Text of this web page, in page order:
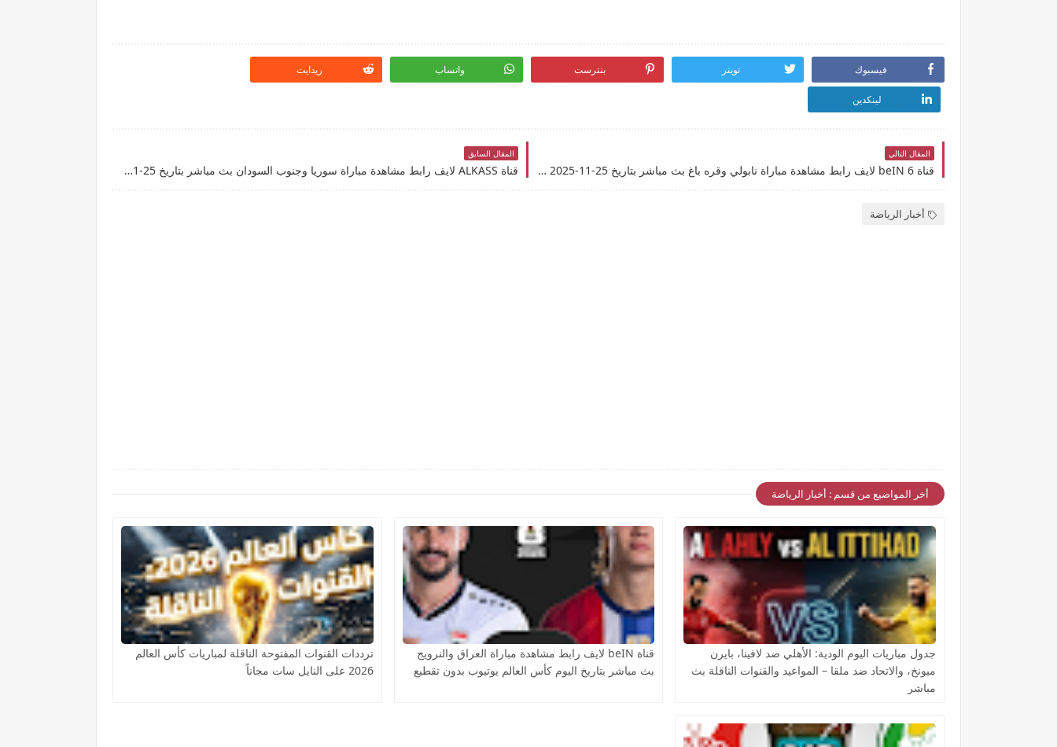
فيسبوك تويتر بنترست واتساب ريدايت
لينكدين
المقال التالي
قناة beIN 6 لايف رابط مشاهدة مباراة نابولي وقره باغ بث مباشر بتاريخ 25-11-2025 دوري أبطال أوروبا يوتيوب بدون تقطيع
المقال السابق
قناة ALKASS لايف رابط مشاهدة مباراة سوريا وجنوب السودان بث مباشر بتاريخ 25-11-2025 كأس العرب يوتيوب بدون تقطيع
أخبار الرياضة
أخر المواضيع من قسم : أخبار الرياضة
جدول مباريات اليوم الودية: الأهلي ضد لافينا، بايرن
ميونخ، والاتحاد ضد ملقا – المواعيد والقنوات الناقلة بث
مباشر
قناة beIN لايف رابط مشاهدة مباراة العراق والنرويج
بث مباشر بتاريخ اليوم كأس العالم يوتيوب بدون تقطيع
ترددات القنوات المفتوحة الناقلة لمباريات كأس العالم
2026 على النايل سات مجاناً